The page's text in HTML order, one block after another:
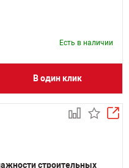
Есть в наличии
В один клик